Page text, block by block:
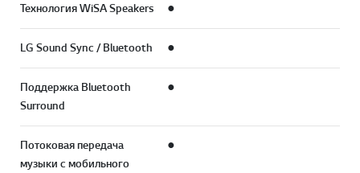
Технология WiSA Speakers ●
LG Sound Sync / Bluetooth ●
Поддержка Bluetooth
Surround
●
Потоковая передача
музыки с мобильного
●